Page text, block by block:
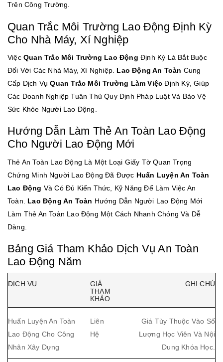
Trên Công Trường.
Quan Trắc Môi Trường Lao Động Định Kỳ
Cho Nhà Máy, Xí Nghiệp
Việc Quan Trắc Môi Trường Lao Động Định Kỳ Là Bắt Buộc
Đối Với Các Nhà Máy, Xí Nghiệp. Lao Động An Toàn Cung
Cấp Dịch VụQuan Trắc Môi Trường Làm Việc Định Kỳ, Giúp
Các Doanh Nghiệp Tuân Thủ Quy Định Pháp Luật Và Bảo Vệ
Sức Khỏe Người Lao Động.
Hướng Dẫn Làm Thẻ An Toàn Lao Động
Cho Người Lao Động Mới
Thẻ An Toàn Lao Động Là Một Loại Giấy Tờ Quan Trọng
Chứng Minh Người Lao Động Đã Được Huấn Luyện An Toàn
Lao Động Và Có Đủ Kiến Thức, Kỹ Năng Để Làm Việc An
Toàn. Lao Động An Toàn Hướng Dẫn Người Lao Động Mới
Làm Thẻ An Toàn Lao Động Một Cách Nhanh Chóng Và Dễ
Dàng.
Bảng Giá Tham Khảo Dịch Vụ An Toàn
Lao Động Năm
DỊCH VỤ
GIÁ
THAM
KHẢO
GHI CHÚ
Huấn Luyện An Toàn
Lao Động Cho Công
Nhân Xây Dựng
Liên
Hệ
Giá Tùy Thuộc Vào Số
Lượng Học Viên Và Nội
Dung Khóa Học.